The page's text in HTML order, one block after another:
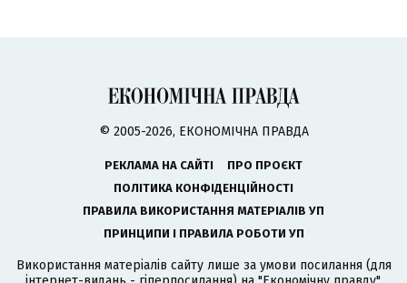
© 2005-2026, ЕКОНОМІЧНА ПРАВДА
РЕКЛАМА НА САЙТІ
ПРО ПРОЄКТ
ПОЛІТИКА КОНФІДЕНЦІЙНОСТІ
ПРАВИЛА ВИКОРИСТАННЯ МАТЕРІАЛІВ УП
ПРИНЦИПИ І ПРАВИЛА РОБОТИ УП
Використання матеріалів сайту лише за умови посилання (для